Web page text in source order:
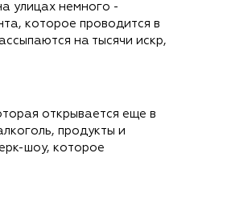
улицах немного -
которое проводится в
на тысячи искр,
открывается еще в
продукты и
шоу, которое